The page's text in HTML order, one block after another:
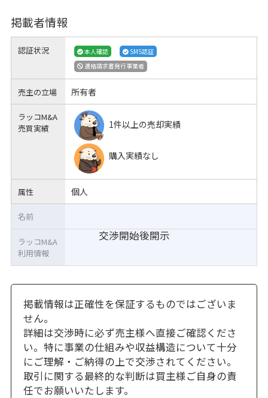
掲載者情報
認証状況 本人確認
SMS認証
適格請求書発行事業者
売主の立場 所有者
ラッコM&A
売買実績
1件以上の売却実績
購入実績なし
属性 個人
交渉開始後開示
名前
ラッコM&A
利用情報
掲載情報は正確性を保証するものではございま
せん。
詳細は交渉時に必ず売主様へ直接ご確認くださ
い。特に事業の仕組みや収益構造について十分
にご理解・ご納得の上で交渉されてください。
取引に関する最終的な判断は買主様ご自身の責
任でお願いいたします。